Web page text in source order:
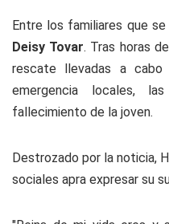
Entre los familiares que
Deisy Tovar. Tras horas
rescate llevadas a
emergencia locales,
fallecimiento de la joven.
Destrozado por la noticia,
sociales apra expresar su